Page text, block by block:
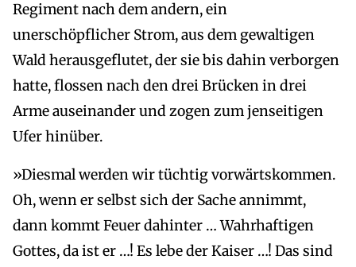
Regiment nach dem andern, ein
unerschöpflicher Strom, aus dem gewaltigen
Wald herausgeflutet, der sie bis dahin verborgen
hatte, flossen nach den drei Brücken in drei
Arme auseinander und zogen zum jenseitigen
Ufer hinüber.
»Diesmal werden wir tüchtig vorwärtskommen.
Oh, wenn er selbst sich der Sache annimmt,
dann kommt Feuer dahinter … Wahrhaftigen
Gottes, da ist er …! Es lebe der Kaiser …! Das sind